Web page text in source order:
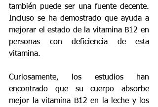
también puede ser una fuente decente.
Incluso se ha demostrado que ayuda a
mejorar el estado de la vitamina B12 en
personas con deficiencia de esta
vitamina.
Curiosamente, los estudios han
encontrado que su cuerpo absorbe
mejor la vitamina B12 en la leche y los